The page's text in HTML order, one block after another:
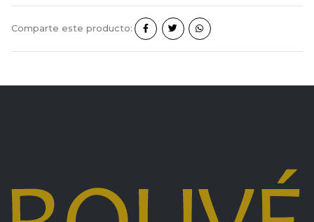
Comparte este producto: